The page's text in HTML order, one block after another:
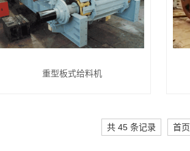
重型板式给料机
共 45 条记录 首页